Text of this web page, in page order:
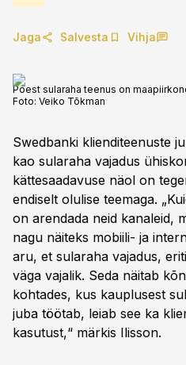
Jaga Salvesta Vihja
Poest sularaha teenus on
Foto: Veiko Tõkman
Swedbanki klienditeenuste
kao sularaha vajadus
kättesaadavuse näol on
endiselt olulise teemaga.
on arendada neid kanaleid,
nagu näiteks mobiili- ja
aru, et sularaha vajadus,
väga vajalik. Seda näitab
kohtades, kus kauplusest
juba töötab, leiab see ka
kasutust,“ märkis Ilisson.